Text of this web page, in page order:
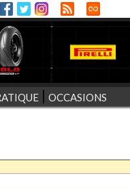
OCCASIONS